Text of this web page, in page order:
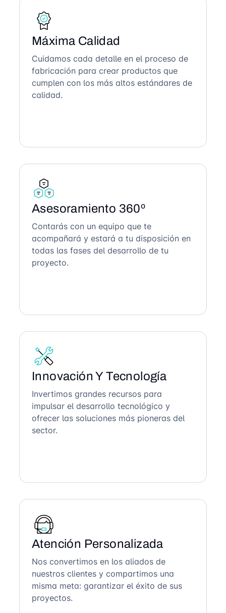
Máxima Calidad
Cuidamos cada detalle en el proceso de
fabricación para crear productos que
cumplen con los más altos estándares de
calidad.
Asesoramiento 360º
Contarás con un equipo que te
acompañará y estará a tu disposición en
todas las fases del desarrollo de tu
proyecto.
Innovación Y Tecnología
Invertimos grandes recursos para
impulsar el desarrollo tecnológico y
ofrecer las soluciones más pioneras del
sector.
Atención Personalizada
Nos convertimos en los aliados de
nuestros clientes y compartimos una
misma meta: garantizar el éxito de sus
proyectos.